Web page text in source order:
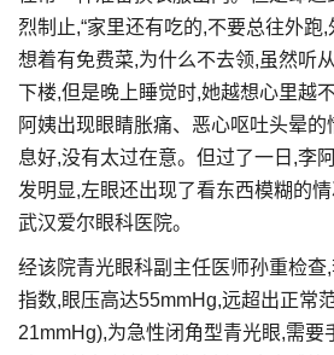
烈制止,“家里还有吃的,不要总往外跑
想着有免费菜,为什么不去领,虽然听
下楼,但是晚上睡觉时,她越想心里越
阿姨出现眼睛胀痛、恶心呕吐头晕
息好,没有太过在意。但过了一日,李
发明显,左眼还出现了看东西模糊的
武汉爱尔眼科医院。
经该院青光眼科副主任医师孙重检查
指数,眼压高达55mmHg,远超出正常
21mmHg),为急性闭角型青光眼,需要